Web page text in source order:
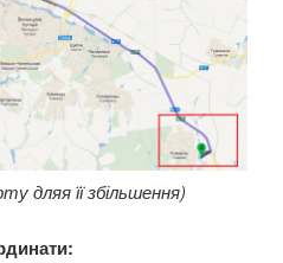
дляя її збільшення)